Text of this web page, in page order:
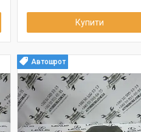
Купити
Автошрот